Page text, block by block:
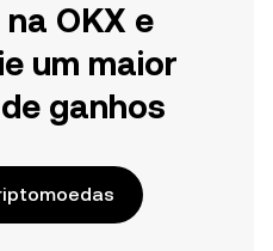
OKX e
um maior
ganhos